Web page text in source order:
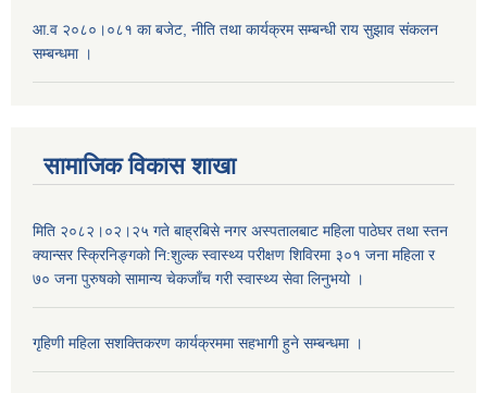
आ.व २०८०।०८१ का बजेट, नीति तथा कार्यक्रम सम्बन्धी राय सुझाव संकलन
सम्बन्धमा ।
सामाजिक विकास शाखा
मिति २०८२।०२।२५ गते बाह्रबिसे नगर अस्पतालबाट महिला पाठेघर तथा स्तन
क्यान्सर स्क्रिनिङ्गको नि:शुल्क स्वास्थ्य परीक्षण शिविरमा ३०१ जना महिला र
७० जना पुरुषको सामान्य चेकजाँच गरी स्वास्थ्य सेवा लिनुभयो ।
गृहिणी महिला सशक्तिकरण कार्यक्रममा सहभागी हुने सम्बन्धमा ।